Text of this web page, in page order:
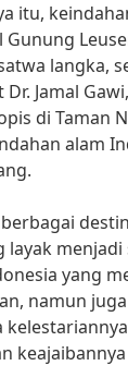
itu,
Gunung
langka,
Jamal
di Taman
alam
layak
yang
namun